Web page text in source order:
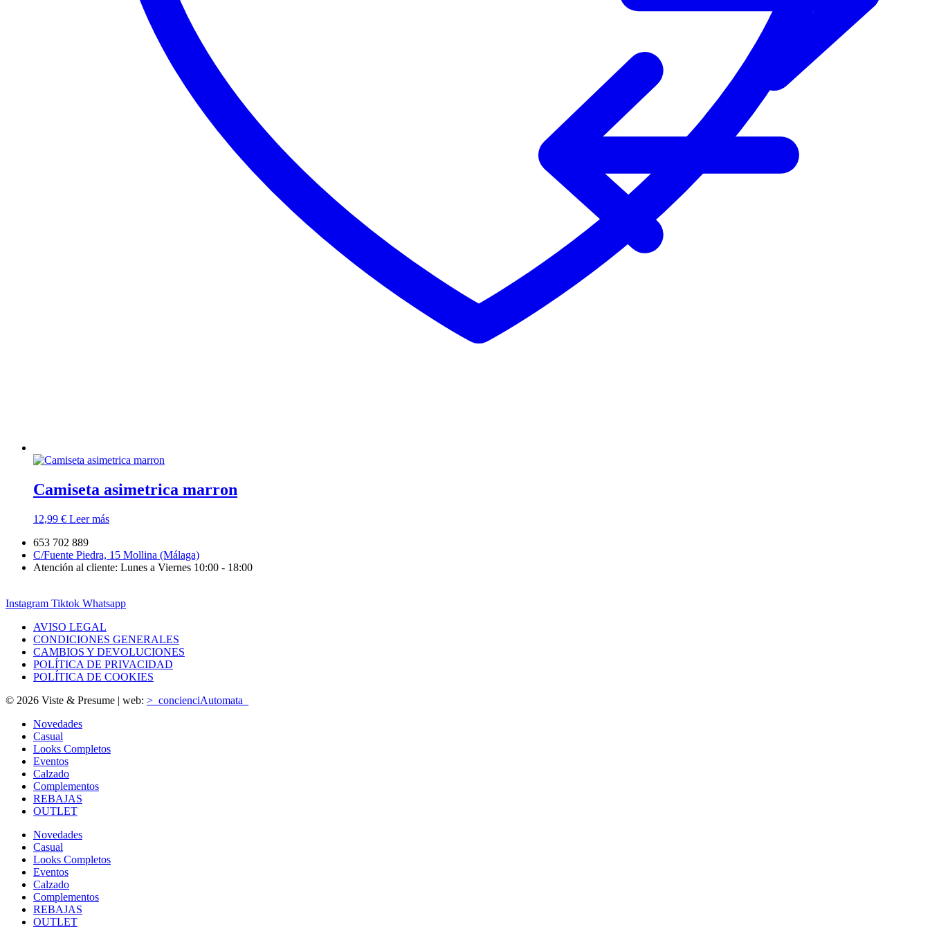
Camiseta asimetrica marron
12,99 € Leer más
653 702 889
C/Fuente Piedra, 15 Mollina (Málaga)
Atención al cliente: Lunes a Viernes 10:00 - 18:00
Instagram Tiktok Whatsapp
AVISO LEGAL
CONDICIONES GENERALES
CAMBIOS Y DEVOLUCIONES
POLÍTICA DE PRIVACIDAD
POLÍTICA DE COOKIES
© 2026 Viste & Presume | web: >_concienciAutomata_
Novedades
Casual
Looks Completos
Eventos
Calzado
Complementos
REBAJAS
OUTLET
Novedades
Casual
Looks Completos
Eventos
Calzado
Complementos
REBAJAS
OUTLET